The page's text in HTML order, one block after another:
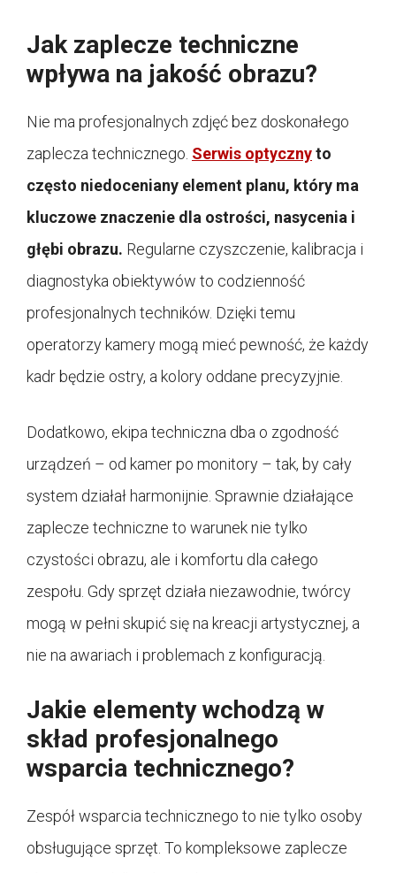
Jak zaplecze techniczne
wpływa na jakość obrazu?
Nie ma profesjonalnych zdjęć bez doskonałego
zaplecza technicznego. Serwis optycznyto
często niedoceniany element planu, który ma
kluczowe znaczenie dla ostrości, nasycenia i
głębi obrazu. Regularne czyszczenie, kalibracja i
diagnostyka obiektywów to codzienność
profesjonalnych techników. Dzięki temu
operatorzy kamery mogą mieć pewność, że każdy
kadr będzie ostry, a kolory oddane precyzyjnie.
Dodatkowo, ekipa techniczna dba o zgodność
urządzeń – od kamer po monitory – tak, by cały
system działał harmonijnie. Sprawnie działające
zaplecze techniczne to warunek nie tylko
czystości obrazu, ale i komfortu dla całego
zespołu. Gdy sprzęt działa niezawodnie, twórcy
mogą w pełni skupić się na kreacji artystycznej, a
nie na awariach i problemach z konfiguracją.
Jakie elementy wchodzą w
skład profesjonalnego
wsparcia technicznego?
Zespół wsparcia technicznego to nie tylko osoby
obsługujące sprzęt. To kompleksowe zaplecze